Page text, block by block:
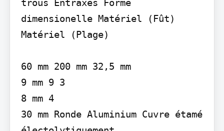
trous Entraxes Forme
dimensionelle Matériel (Fût)
Matériel (Plage)
60 mm 200 mm 32,5 mm
9 mm 9 3
8 mm 4
30 mm Ronde Aluminium Cuvre étamé